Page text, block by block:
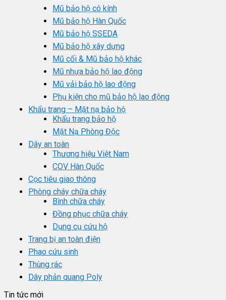
Mũ bảo hộ có kính
Mũ bảo hộ Hàn Quốc
Mũ bảo hộ SSEDA
Mũ bảo hộ xây dựng
Mũ cối & Mũ bảo hộ khác
Mũ nhựa bảo hộ lao động
Mũ vải bảo hộ lao động
Phụ kiện cho mũ bảo hộ lao động
Khẩu trang – Mặt nạ bảo hộ
Khẩu trang bảo hộ
Mặt Nạ Phòng Độc
Dây an toàn
Thương hiệu Việt Nam
COV Hàn Quốc
Cọc tiêu giao thông
Phòng cháy chữa cháy
Bình chữa cháy
Đồng phục chữa cháy
Dụng cụ cứu hộ
Trang bị an toàn điện
Phao cứu sinh
Thùng rác
Dây phản quang Poly
Tin tức mới